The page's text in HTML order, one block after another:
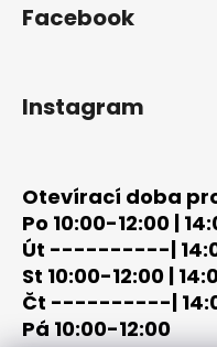
Facebook
Instagram
Otevírací doba
Po 10:00-12:00 |
Út ----------|
St 10:00-12:00 |
Čt ----------|
Pá 10:00-12:00